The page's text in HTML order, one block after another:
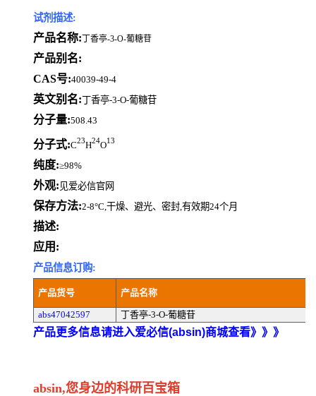
试剂描述:
产品名称:丁香亭-3-O-葡糖苷
产品别名:
CAS号:40039-49-4
英文别名:丁香亭-3-O-葡糖苷
分子量:508.43
分子式:C23H24O13
纯度:≥98%
外观: 见爱必信官网
保存方法:2-8°C,干燥、避光、密封,有效期24个月
描述:
应用:
产品信息订购:
产品货号 产品名称
abs47042597 丁香亭-3-O-葡糖苷
产品更多信息请进入爱必信(absin)商城查看》》》
absin,您身边的科研百宝箱